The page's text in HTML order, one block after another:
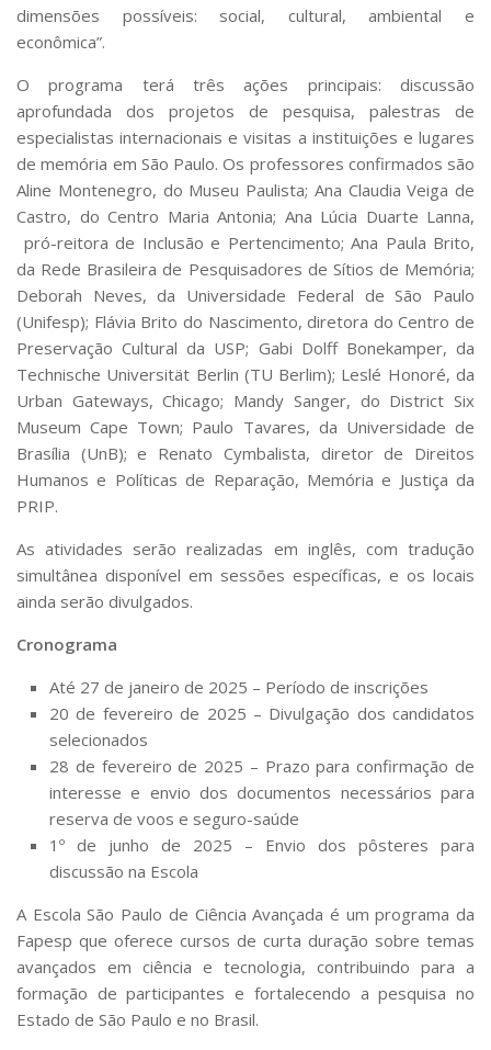
dimensões possíveis: social, cultural, ambiental e
econômica”.
O programa terá três ações principais: discussão
aprofundada dos projetos de pesquisa, palestras de
especialistas internacionais e visitas a instituições e lugares
de memória em São Paulo. Os professores confirmados são
Aline Montenegro, do Museu Paulista; Ana Claudia Veiga de
Castro, do Centro Maria Antonia; Ana Lúcia Duarte Lanna,
pró-reitora de Inclusão e Pertencimento; Ana Paula Brito,
da Rede Brasileira de Pesquisadores de Sítios de Memória;
Deborah Neves, da Universidade Federal de São Paulo
(Unifesp); Flávia Brito do Nascimento, diretora do Centro de
Preservação Cultural da USP; Gabi Dolff Bonekamper, da
Technische Universität Berlin (TU Berlim); Leslé Honoré, da
Urban Gateways, Chicago; Mandy Sanger, do District Six
Museum Cape Town; Paulo Tavares, da Universidade de
Brasília (UnB); e Renato Cymbalista, diretor de Direitos
Humanos e Políticas de Reparação, Memória e Justiça da
PRIP.
As atividades serão realizadas em inglês, com tradução
simultânea disponível em sessões específicas, e os locais
ainda serão divulgados.
Cronograma
Até 27 de janeiro de 2025 – Período de inscrições
20 de fevereiro de 2025 – Divulgação dos candidatos
selecionados
28 de fevereiro de 2025 – Prazo para confirmação de
interesse e envio dos documentos necessários para
reserva de voos e seguro-saúde
1º de junho de 2025 – Envio dos pôsteres para
discussão na Escola
A Escola São Paulo de Ciência Avançada é um programa da
Fapesp que oferece cursos de curta duração sobre temas
avançados em ciência e tecnologia, contribuindo para a
formação de participantes e fortalecendo a pesquisa no
Estado de São Paulo e no Brasil.